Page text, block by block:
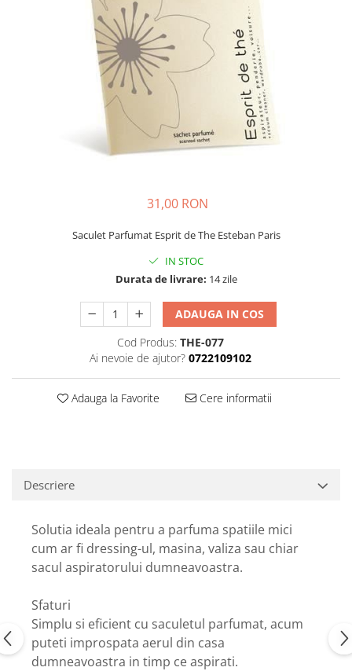
31,00 RON
Saculet Parfumat Esprit de The Esteban Paris
IN STOC
Durata de livrare: 14 zile
ADAUGA IN COS
Cod Produs: THE-077
Ai nevoie de ajutor? 0722109102
Adauga la Favorite Cere informatii
Descriere
Solutia ideala pentru a parfuma spatiile mici
cum ar fi dressing-ul, masina, valiza sau chiar
sacul aspiratorului dumneavoastra.
Sfaturi
Simplu si eficient cu saculetul parfumat, acum
puteti improspata aerul din casa
dumneavoastra in timp ce aspirati.